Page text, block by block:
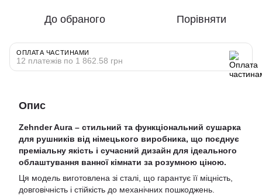
До обраного Порівняти
ОПЛАТА ЧАСТИНАМИ
12 платежів по 1 862.58 грн
Опис
Zehnder Aura – стильний та функціональний сушарка
для рушників від німецького виробника, що поєднує
преміальну якість і сучасний дизайн для ідеального
облаштування ванної кімнати за розумною ціною.
Ця модель виготовлена зі сталі, що гарантує її міцність,
довговічність і стійкість до механічних пошкоджень.